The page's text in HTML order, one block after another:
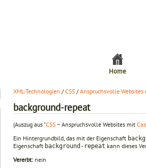
Home
XML-Technologien /CSS /Anspruchsvolle Websites
background-repeat
(Auszug aus "CSS − Anspruchsvolle Websites mit
Ein Hintergrundbild, das mit der Eigenschaft
Eigenschaft background-repeat kann dieses
Vererbt: nein